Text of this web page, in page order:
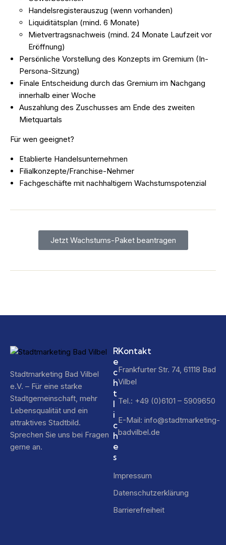
Handelsregisterauszug (wenn vorhanden)
Liquiditätsplan (mind. 6 Monate)
Mietvertragsnachweis (mind. 24 Monate Laufzeit vor
Eröffnung)
Persönliche Vorstellung des Konzepts im Gremium (In-
Persona-Sitzung)
Finale Entscheidung durch das Gremium im Nachgang
innerhalb einer Woche
Auszahlung des Zuschusses am Ende des zweiten
Mietquartals
Für wen geeignet?
Etablierte Handelsunternehmen
Filialkonzepte/Franchise-Nehmer
Fachgeschäfte mit nachhaltigem Wachstumspotenzial
Jetzt Wachstums-Paket beantragen
Stadtmarketing Bad Vilbel
e.V. – Für eine starke
Stadtgemeinschaft, mehr
Lebensqualität und ein
attraktives Stadtbild.
Sprechen Sie uns bei Fragen
gerne an.
R
e
c
h
t
l
i
c
h
e
s
Impressum
Datenschutzerklärung
Barrierefreiheit
Kontakt
Frankfurter Str. 74, 61118 Bad
Vilbel
Tel.: +49 (0)6101 – 5909650
E-Mail: info@stadtmarketing-
badvilbel.de